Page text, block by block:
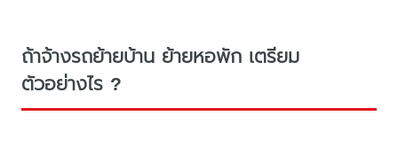
ถ้าจ้างรถย้ายบ้าน ย้ายหอพัก เตรียม
ตัวอย่างไร ?